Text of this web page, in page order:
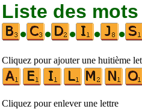
Liste des
•
• • • •
Cliquez pour ajouter une huitième
Cliquez pour enlever une lettre